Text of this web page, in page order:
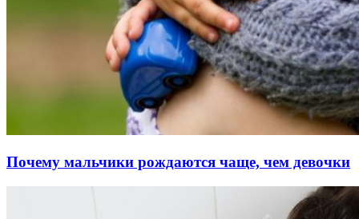
Почему мальчики рождаются чаще, чем девочки